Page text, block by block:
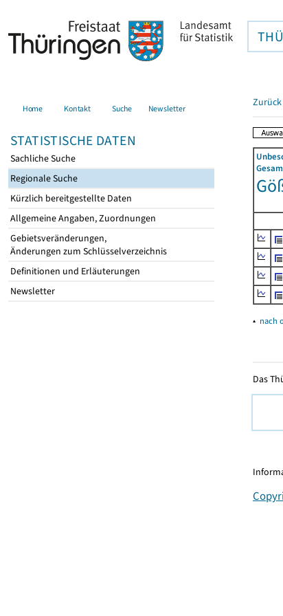
Home Kontakt Suche Newsletter
STATISTISCHE DATEN
Sachliche Suche
Regionale Suche
Kürzlich bereitgestellte Daten
Allgemeine Angaben, Zuordnungen
Gebietsveränderungen,
Änderungen zum Schlüsselverzeichnis
Definitionen und Erläuterungen
Newsletter
Zurück
▴ nach
Das